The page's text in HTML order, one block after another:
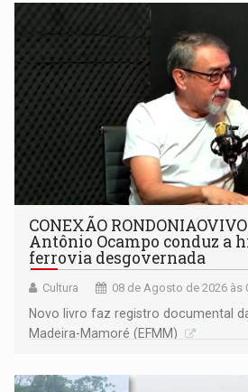
CONEXÃO
Antônio Ocampo conduz a
ferrovia desgovernada
Cultura 08 de Agosto de 2026 às
Novo livro faz registro documental
Madeira-Mamoré (EFMM)